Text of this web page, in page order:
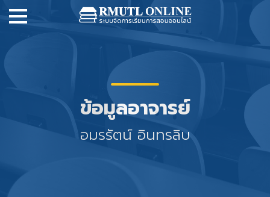
ข้อมูลอาจารย์
อมรรัตน์ อินทรลิบ